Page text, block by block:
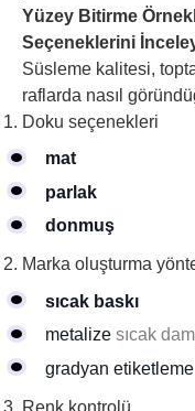
Yüzey Bitirme
Seçeneklerini
Süsleme kalitesi,
raflarda nasıl
Doku seçenekleri
mat
parlak
donmuş
Marka oluşturma
sıcak baskı
metalize sıcak
gradyan etiketleme
Renk kontrolü